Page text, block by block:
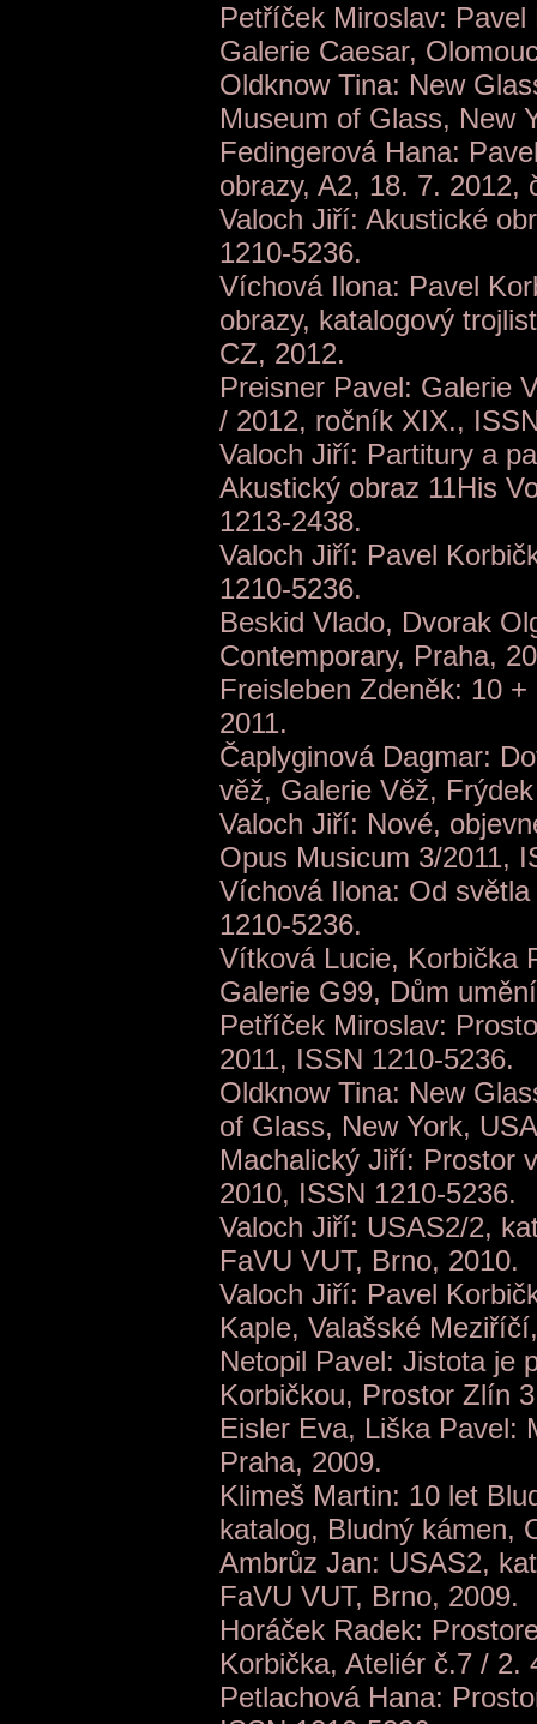
Petříček Miroslav:
Galerie Caesar,
Oldknow Tina: New
Museum of Glass, New
Fedingerová Hana:
obrazy, A2, 18. 7. 2012,
Valoch Jiří: Akustické
1210-5236.
Víchová Ilona: Pavel
obrazy, katalogový
CZ, 2012.
Preisner Pavel: Galerie
/ 2012, ročník XIX.,
Valoch Jiří: Partitury a
Akustický obraz 11His
1213-2438.
Valoch Jiří: Pavel
1210-5236.
Beskid Vlado, Dvorak
Contemporary, Praha,
Freisleben Zdeněk: 10
2011.
Čaplyginová Dagmar:
věž, Galerie Věž,
Valoch Jiří: Nové,
Opus Musicum 3/2011,
Víchová Ilona: Od
1210-5236.
Vítková Lucie, Korbička
Galerie G99, Dům
Petříček Miroslav:
2011, ISSN 1210-5236.
Oldknow Tina: New
of Glass, New York,
Machalický Jiří: Prostor
2010, ISSN 1210-5236.
Valoch Jiří: USAS2/2,
FaVU VUT, Brno, 2010.
Valoch Jiří: Pavel
Kaple, Valašské
Netopil Pavel: Jistota je
Korbičkou, Prostor Zlín
Eisler Eva, Liška Pavel:
Praha, 2009.
Klimeš Martin: 10 let
katalog, Bludný kámen,
Ambrůz Jan: USAS2,
FaVU VUT, Brno, 2009.
Horáček Radek:
Korbička, Ateliér č.7 / 2.
Petlachová Hana: